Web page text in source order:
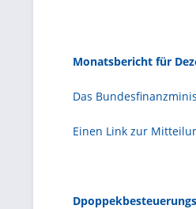
Monatsbericht für
Das
Einen Link zur